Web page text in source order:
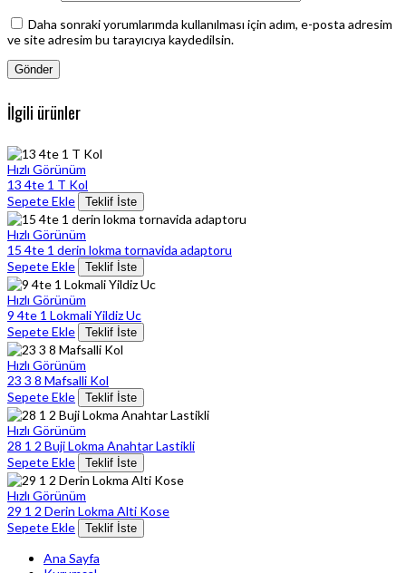
Daha sonraki yorumlarımda kullanılması için adım, e-posta adresim
ve site adresim bu tarayıcıya kaydedilsin.
İlgili ürünler
Hızlı Görünüm
13 4te 1 T Kol
Sepete Ekle
Teklif İste
Hızlı Görünüm
15 4te 1 derin lokma tornavida adaptoru
Sepete Ekle
Teklif İste
Hızlı Görünüm
9 4te 1 Lokmali Yildiz Uc
Sepete Ekle
Teklif İste
Hızlı Görünüm
23 3 8 Mafsalli Kol
Sepete Ekle
Teklif İste
Hızlı Görünüm
28 1 2 Buji Lokma Anahtar Lastikli
Sepete Ekle
Teklif İste
Hızlı Görünüm
29 1 2 Derin Lokma Alti Kose
Sepete Ekle
Teklif İste
Ana Sayfa